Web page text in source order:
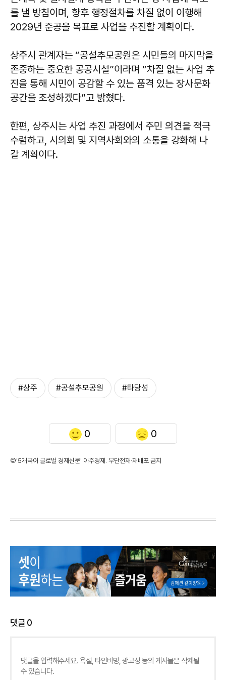
를 낼 방침이며, 향후 행정절차를 차질 없이 이행해
2029년 준공을 목표로 사업을 추진할 계획이다.
상주시 관계자는 “공설추모공원은 시민들의 마지막을
존중하는 중요한 공공시설”이라며 “차질 없는 사업 추
진을 통해 시민이 공감할 수 있는 품격 있는 장사문화
공간을 조성하겠다”고 밝혔다.
한편, 상주시는 사업 추진 과정에서 주민 의견을 적극
수렴하고, 시의회 및 지역사회와의 소통을 강화해 나
갈 계획이다.
#상주 #공설추모공원 #타당성
0 0
©'5개국어 글로벌 경제신문' 아주경제. 무단전재·재배포 금지
댓글0